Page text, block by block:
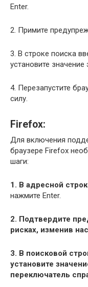
Enter.
2. Примите
3. В строке поиска
установите значение
4. Перезапустите
силу.
Firefox:
Для включения
браузере Firefox
шаги:
1. В адресной
нажмите Enter.
2. Подтвердите
рисках, изменив
3. В поисковой
установите
переключатель